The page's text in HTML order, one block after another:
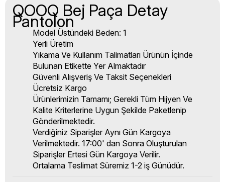
QOOQ Bej Paça Detay
Pantolon
Model Üstündeki Beden: 1
Yerli Üretim
Yıkama Ve Kullanım Talimatları Ürünün İçinde
Bulunan Etikette Yer Almaktadır
Güvenli Alışveriş Ve Taksit Seçenekleri
Ücretsiz Kargo
Ürünlerimizin Tamamı; Gerekli Tüm Hijyen Ve
Kalite Kriterlerine Uygun Şekilde Paketlenip
Gönderilmektedir.
Verdiğiniz Siparişler Aynı Gün Kargoya
Verilmektedir. 17:00' dan Sonra Oluşturulan
Siparişler Ertesi Gün Kargoya Verilir.
Ortalama Teslimat Süremiz 1-2 iş Günüdür.